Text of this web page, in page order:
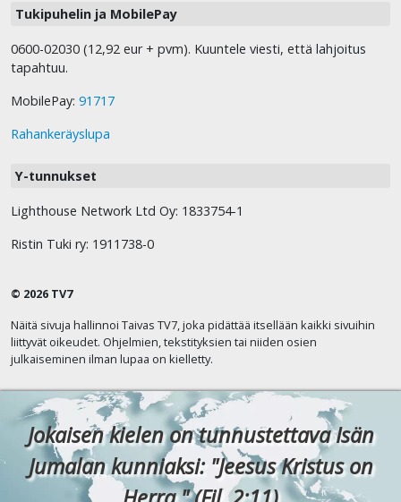
Tukipuhelin ja MobilePay
0600-02030 (12,92 eur + pvm). Kuuntele viesti, että lahjoitus
tapahtuu.
MobilePay: 91717
Rahankeräyslupa
Y-tunnukset
Lighthouse Network Ltd Oy: 1833754-1
Ristin Tuki ry: 1911738-0
© 2026 TV7
Näitä sivuja hallinnoi Taivas TV7, joka pidättää itsellään kaikki sivuihin
liittyvät oikeudet. Ohjelmien, tekstityksien tai niiden osien
julkaiseminen ilman lupaa on kielletty.
Jokaisen kielen on tunnustettava Isän
Jumalan kunniaksi: "Jeesus Kristus on